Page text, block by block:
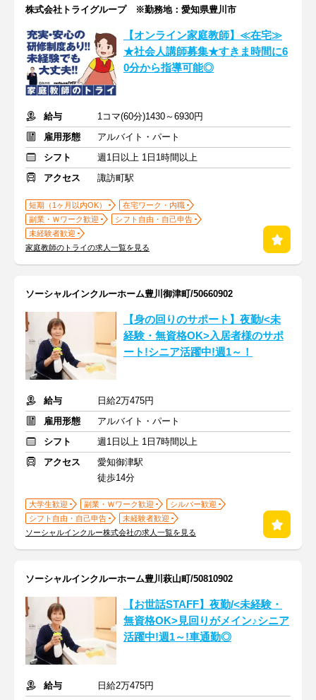
株式会社トライグループ ※勤務地：愛知県豊川市
【オンライン家庭教師】≪在宅≫
★社会人講師募集★すきま時間に6
0分から指導可能◎
給与
1コマ(60分)1430～6930円
雇用形態
アルバイト・パート
シフト
週1日以上 1日1時間以上
アクセス
諏訪町駅
短期（1ヶ月以内OK）
在宅ワーク・内職
副業・Ｗワーク歓迎
シフト自由・自己申告
未経験者歓迎
家庭教師のトライの求人一覧を見る
ソーシャルインクルーホーム豊川御津町/50660902
【身の回りのサポート】夜勤/<未
経験・無資格OK>入居者様のサポ
ート!シニア活躍中!週1～！
給与
日給2万475円
雇用形態
アルバイト・パート
シフト
週1日以上 1日7時間以上
アクセス
愛知御津駅
徒歩14分
大学生歓迎 副業・Ｗワーク歓迎
シルバー歓迎
シフト自由・自己申告
未経験者歓迎
ソーシャルインクルー株式会社の求人一覧を見る
ソーシャルインクルーホーム豊川萩山町/50810902
【お世話STAFF】夜勤/<未経験・
無資格OK>見回りがメイン♪シニア
活躍中!週1～!車通勤◎
給与
日給2万475円